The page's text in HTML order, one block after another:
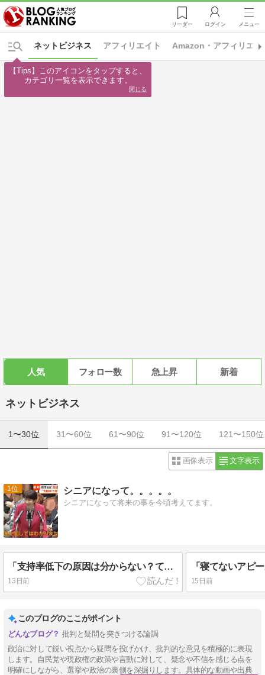
リーダー ログイン メニュー
アフィリエイト Amazon・アフィリエイ
ネットビジネス
人気 フォロー数 急上昇 新着
ネットビジネス
1〜30位 31〜60位 61〜90位 91〜120位 121〜150位
画像表示 文字表示
1 シニアになって。。。。。
シニアになって将来の事を今頃考えてます。
「支持率低下の原因は分からない？て事は国民の為に何をやったら良いのかわからんって事じゃん」
13日前 15日前
このブログのここがポイント
批判と疑問を突きつける論調
政治に対して鋭い視点から疑問を投げかけ、批判的な意見を積極的に表現
します。自民党や現政権の政策や言動に対して、疑念や不信を感じる点を
明確にしながら、選挙や政治の裏側を深掘りします。具体的な動画や出典
【Tips】このアイコンをタップすると、
カテゴリ一覧を表示できます。
閉じる